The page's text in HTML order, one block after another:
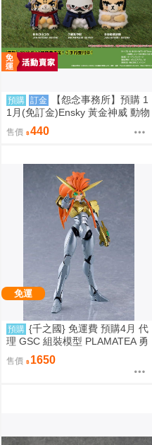
預購 訂金
【怨念事務所】預購 1
1月(免訂金)Ensky 黃金神威 動物
模樣坐姿娃吊飾 布偶 第2彈 3款
分售 三次再販 0816
售價 440
免運
預購 {千之國} 免運費 預購4月 代
理 GSC 組裝模型 PLAMATEA 勇
者王 獅子王凱 約16公分 9月10日
截止
售價 1650